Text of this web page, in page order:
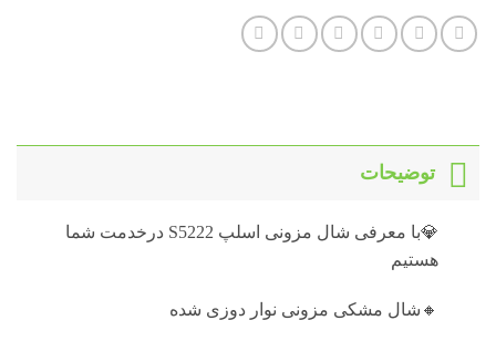
توضیحات
💎با معرفی شال مزونی اسلپ S5222 درخدمت شما
هستیم
🔸شال مشکی مزونی نوار دوزی شده